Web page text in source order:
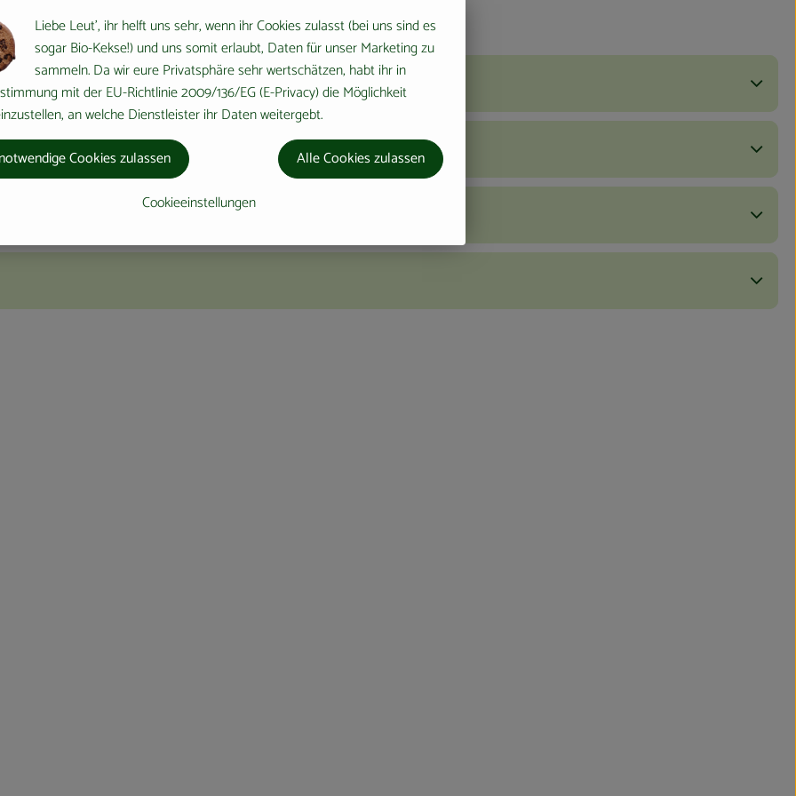
Liebe Leut', ihr helft uns sehr, wenn ihr Cookies zulasst (bei uns sind es
sogar Bio-Kekse!) und uns somit erlaubt, Daten für unser Marketing zu
sammeln. Da wir eure Privatsphäre sehr wertschätzen, habt ihr in
mit der EU-Richtlinie 2009/136/EG (E-Privacy) die Möglichkeit
an welche Dienstleister ihr Daten weitergebt.
Cookieeinstellungen
Cookies zulassen Alle Cookies zulassen